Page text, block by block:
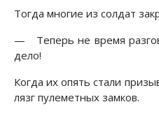
Тогда многие из солдат
— Теперь не время
дело!
Когда их опять стали
лязг пулеметных замков.